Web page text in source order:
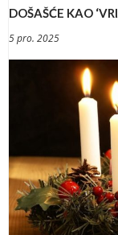
DOŠAŠĆE KAO
5 pro. 2025